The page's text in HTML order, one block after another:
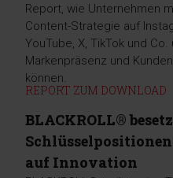
Report, wie Unternehmen
Content-Strategie auf
YouTube, X, TikTok und
Markenpräsenz und
können.
REPORT ZUM DOWNLOAD
BLACKROLL®
auf Innovation